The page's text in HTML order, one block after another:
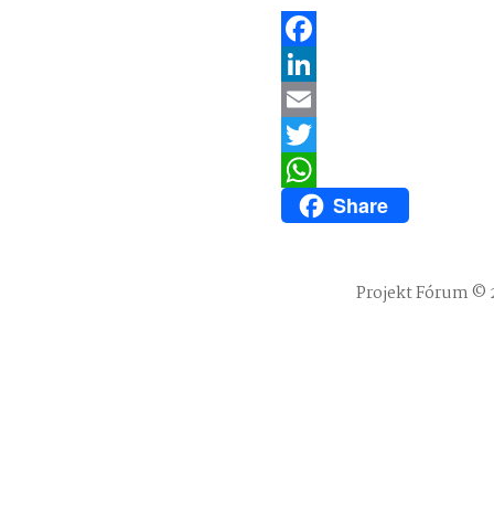
Facebook
LinkedIn
Email
Twitter
WhatsAppShare
Projekt Fórum ©